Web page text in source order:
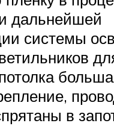
дальнейшей
системы
в